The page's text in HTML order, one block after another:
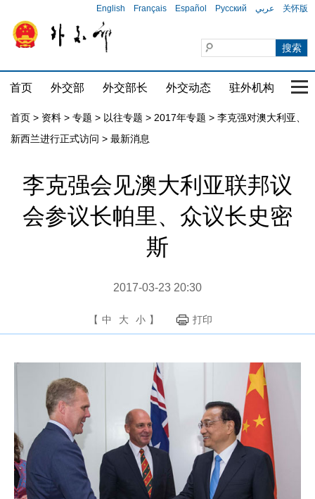
English Français Español Русский عربي 关怀版
首页 外交部 外交部长 外交动态 驻外机构 国
首页 > 资料 > 专题 > 以往专题 > 2017年专题 > 李克强对澳大利亚、
新西兰进行正式访问 > 最新消息
李克强会见澳大利亚联邦议
会参议长帕里、众议长史密
斯
2017-03-23 20:30
【 中 大 小 】 打印